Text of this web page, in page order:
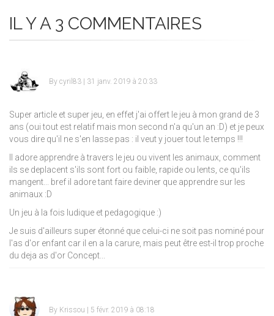
IL Y A 3 COMMENTAIRES
By cyril83 | 31 janv. 2019 à 20:33
Super article et super jeu, en effet j'ai offert le jeu à mon grand de 3
ans (oui tout est relatif mais mon second n'a qu'un an :D) et je peux
vous dire qu'il ne s'en lasse pas : il veut y jouer tout le temps !!!
Il adore apprendre à travers le jeu ou vivent les animaux, comment
ils se deplacent s'ils sont fort ou faible, rapide ou lents, ce qu'ils
mangent... bref il adore tant faire deviner que apprendre sur les
animaux :D
Un jeu à la fois ludique et pedagogique :)
Je suis d'ailleurs super étonné que celui-ci ne soit pas nominé pour
l'as d'or enfant car il en a la carure, mais peut être est-il trop proche
du deja as d'or Concept...
By Krissou | 5 févr. 2019 à 08:18